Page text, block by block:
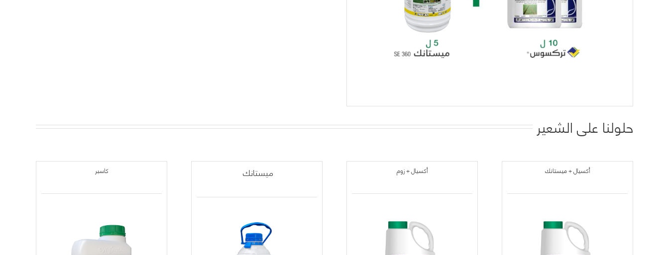
حلولنا على الشعير
كاسبر ميستانك أكسيال + زوم أكسيال + ميستانك